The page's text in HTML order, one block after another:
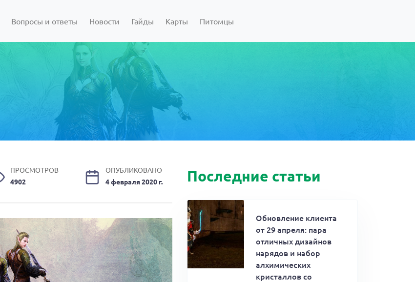
Вопросы и ответы Новости Гайды Карты Питомцы
ПРОСМОТРОВ
4902
ОПУБЛИКОВАНО
4 февраля 2020 г.
Последние статьи
Обновление клиента
от 29 апреля: пара
отличных дизайнов
нарядов и набор
алхимических
кристаллов со